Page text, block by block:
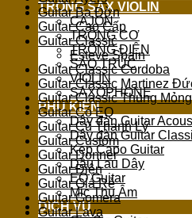
TRỐNG SAX VIOLIN
CAJON
TRỐNG CƠ
TRỐNG ĐIỆN
SÁO TRÚC
VIOLIN
SAXOPHONE
PHỤ KIỆN
Dây đàn Guitar
Dây đàn Guitar
Kẹp Capo Guitar
Dầu Lau Dây
EQ Guitar
Mic Thu Âm
DỊCH VỤ
Guitar Ba Đờn
Guitar Cao Cấp
Guitar Classic
Esteve Spain
Guitar Classic Cordoba
Guitar Classic Martinez
Guitar Classic Thùng Mỏng
Guitar Có EQ
Guitar Cũ Thanh Lý
Guitar Custom
Guitar Donner
Guitar Điện
Guitar Giá Rẻ
Guitar Gomera
Guitar Lava